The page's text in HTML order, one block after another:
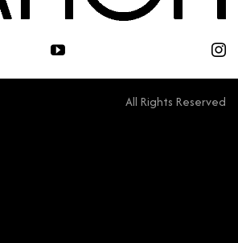
All Rights Reserved